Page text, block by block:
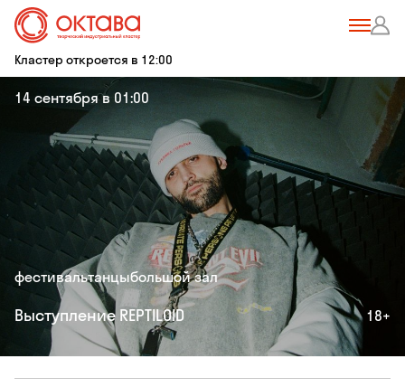
Кластер откроется в 12:00
14 сентября в 01:00
фестивальтанцыбольшой зал
Выступление REPTILOID 18+